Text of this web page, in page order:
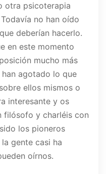
otra psicoterapia
no han oído
deberían hacerlo.
en este momento
mucho más
agotado lo que
ellos mismos o
interesante y os
filósofo y charléis con
los pioneros
gente casi ha
oírnos.